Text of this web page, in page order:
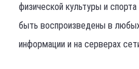
физической культуры и
быть воспроизведены в
информации и на серверах